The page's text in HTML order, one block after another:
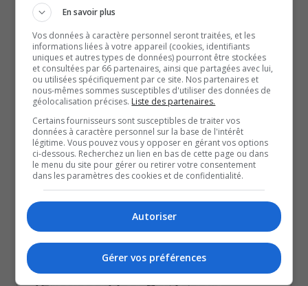
public, en offrant ses services année après année.
Malgré cet engouement pour Halloween, les chiffres sont
encore loin d’être au niveau qu’ils étaient avant la
pandémie.
Cette situation s’explique évidemment par les habitudes
des dernières années, mais aussi par l’augmentation du
coût de la vie.
Puisque le 31 octobre est un lundi, cette année, certaines
villes de la région ont choisi de tenir la collecte de
bonbons et les célébrations une autre journée.
On vous invite donc à consulter vos municipalités pour
connaître la date exacte.
En savoir plus
Vos données à caractère personnel seront traitées, et les
informations liées à votre appareil (cookies, identifiants
uniques et autres types de données) pourront être stockées
et consultées par 66 partenaires, ainsi que partagées avec lui,
ou utilisées spécifiquement par ce site. Nos partenaires et
nous-mêmes sommes susceptibles d'utiliser des données de
géolocalisation précises. Liste des partenaires.
Certains fournisseurs sont susceptibles de traiter vos
données à caractère personnel sur la base de l'intérêt
légitime. Vous pouvez vous y opposer en gérant vos options
ci-dessous. Recherchez un lien en bas de cette page ou dans
le menu du site pour gérer ou retirer votre consentement
dans les paramètres des cookies et de confidentialité.
Autoriser
Gérer vos préférences